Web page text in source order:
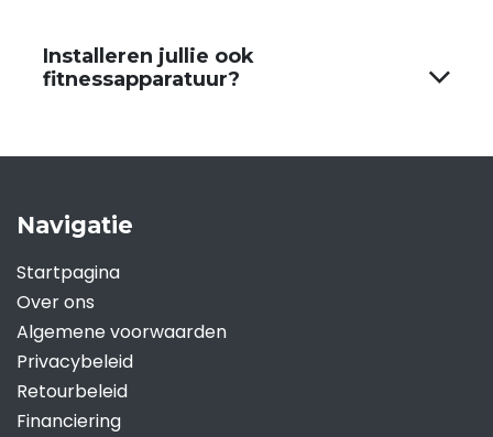
Installeren jullie ook
fitnessapparatuur?
Navigatie
Startpagina
Over ons
Algemene voorwaarden
Privacybeleid
Retourbeleid
Financiering